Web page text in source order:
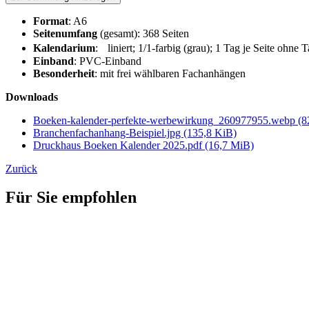
Format: A6
Seitenumfang (gesamt): 368 Seiten
Kalendarium: liniert; 1/1-farbig (grau); 1 Tag je Seite ohne
Einband: PVC-Einband
Besonderheit: mit frei wählbaren Fachanhängen
Downloads
Boeken-kalender-perfekte-werbewirkung_260977955.webp
Branchenfachanhang-Beispiel.jpg (135,8 KiB)
Druckhaus Boeken Kalender 2025.pdf(16,7 MiB)
Zurück
Für Sie empfohlen